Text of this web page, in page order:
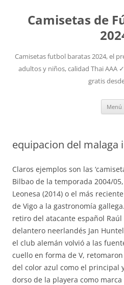
Camisetas de
Camisetas futbol baratas 2024, el
adultos y niños, calidad Thai AAA
gratis
Menú
equipacion del malaga
Claros ejemplos son las
Bilbao de la temporada 2004/
Leonesa (2014) o el más
de Vigo a la gastronomía
retiro del atacante español Raúl
delantero neerlandés Jan
el club alemán volvió a las
cuello en forma de V,
del color azul como el principal
dorso de la playera como